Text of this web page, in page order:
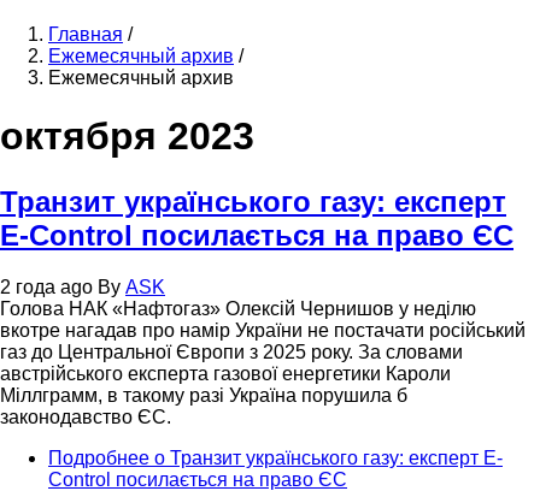
Главная /
Ежемесячный архив /
Ежемесячный архив
октября 2023
Транзит українського газу: експерт
E-Control посилається на право ЄС
2 года ago By ASK
Голова НАК «Нафтогаз» Олексій Чернишов у неділю
вкотре нагадав про намір України не постачати російський
газ до Центральної Європи з 2025 року. За словами
австрійського експерта газової енергетики Кароли
Міллграмм, в такому разі Україна порушила б
законодавство ЄС.
Подробнее о Транзит українського газу: експерт E-
Control посилається на право ЄС